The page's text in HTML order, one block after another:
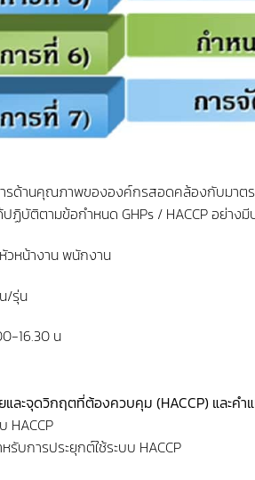
ารด้านคุณภาพขององค์กรสอดคล้องกับมาตร
ปฏิบัติตามข้อกำหนด GHPs / HACCP อย่าง
วหน้างาน พนักงาน
/รุ่น
16.30 น
และจุดวิกฤตที่ต้องควบคุม (HACCP) และคำ
HACCP
รับการประยุกต์ใช้ระบบ HACCP